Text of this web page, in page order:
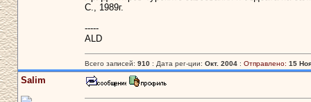
С., 1989г.
-----
ALD
Всего записей: 910: Дата рег-ции: Окт. 2004: Отправлено: 15
Salim